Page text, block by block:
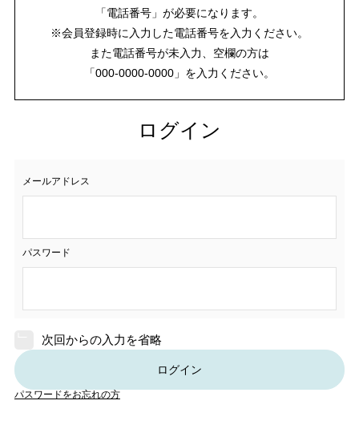
「電話番号」が必要になります。
※会員登録時に入力した電話番号を入力ください。
また電話番号が未入力、空欄の方は
「000-0000-0000」を入力ください。
ログイン
メールアドレス
パスワード
次回からの入力を省略
ログイン
パスワードをお忘れの方